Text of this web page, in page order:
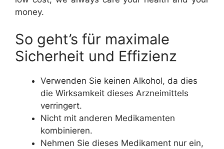
money.
So geht’s für maximale
Sicherheit und Effizienz
Verwenden Sie keinen Alkohol, da dies
die Wirksamkeit dieses Arzneimittels
verringert.
Nicht mit anderen Medikamenten
kombinieren.
Nehmen Sie dieses Medikament nur ein,